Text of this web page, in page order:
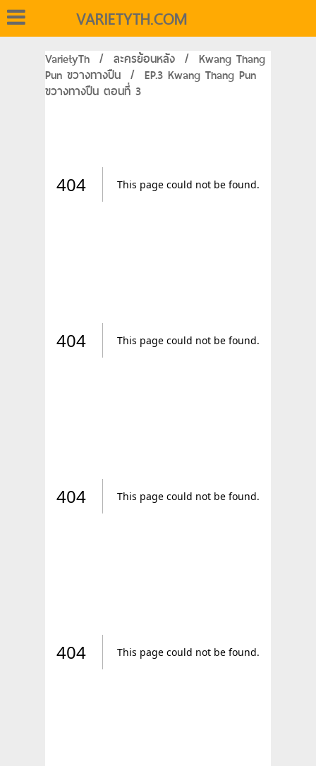
VARIETYTH.COM
VarietyTh / ละครย้อนหลัง / Kwang Thang
Pun ขวางทางปืน / EP.3 Kwang Thang Pun
ขวางทางปืน ตอนที่ 3